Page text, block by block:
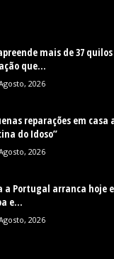
mais de 37
que...
2026
reparações em
do Idoso”
2026
a Portugal arranca hoje
e...
2026